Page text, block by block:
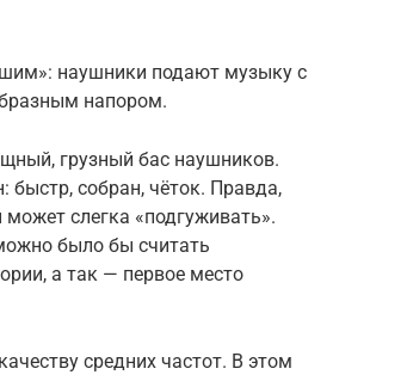
наушники подают музыку с
напором.
грузный бас наушников.
быстр, собран, чёток. Правда,
слегка «подгуживать».
было бы считать
а так — первое место
средних частот. В этом